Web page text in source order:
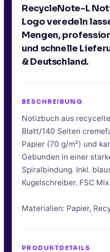
RecycleNote-L
Logo veredeln
Mengen,
und schnelle
& Deutschland.
BESCHREIBUNG
Notizbuch aus
Blatt/140 Seiten
Papier (70 g/m²) und
Gebunden in einer
Spiralbindung. Inkl.
Kugelschreiber. FSC
Materialien: Papier,
PRODUKTDETAILS